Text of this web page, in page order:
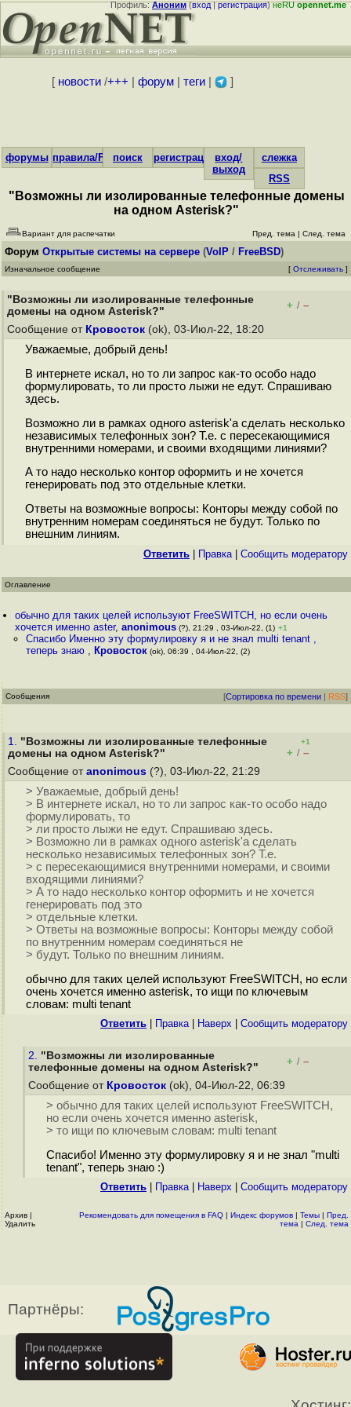
Профиль:Аноним(вход|регистрация)неRUopennet.me
[ новости/+++ форум| теги| ]
форумы правила/FAQпоиск регистрациявход/
выход
слежка
RSS
"Возможны ли изолированные телефонные домены
на одном Asterisk?"
Вариант для распечатки Пред. тема | След. тема
Форум Открытые системы на сервере (VoIP / FreeBSD)
Изначальное сообщение [ Отслеживать ]
"Возможны ли изолированные телефонные
домены на одном Asterisk?"
+ / –
Сообщение от Кровосток (ok), 03-Июл-22, 18:20
Уважаемые, добрый день!
В интернете искал, но то ли запрос как-то особо надо
формулировать, то ли просто лыжи не едут. Спрашиваю
здесь.
Возможно ли в рамках одного asterisk'а сделать несколько
независимых телефонных зон? Т.е. с пересекающимися
внутренними номерами, и своими входящими линиями?
А то надо несколько контор оформить и не хочется
генерировать под это отдельные клетки.
Ответы на возможные вопросы: Конторы между собой по
внутренним номерам соединяться не будут. Только по
внешним линиям.
Ответить Правка| Cообщить модератору
Оглавление
обычно для таких целей используют FreeSWITCH, но если очень
хочется именно aster,anonimous (?), 21:29 , 03-Июл-22, (1) +1
Спасибо Именно эту формулировку я и не знал multi tenant ,
теперь знаю , Кровосток(ok), 06:39 , 04-Июл-22, (2)
Сообщения [Сортировка по времени | RSS]
1. "Возможны ли изолированные телефонные
домены на одном Asterisk?"
+1
+ / –
Сообщение от anonimous (?), 03-Июл-22, 21:29
> Уважаемые, добрый день!
> В интернете искал, но то ли запрос как-то особо надо
формулировать, то
> ли просто лыжи не едут. Спрашиваю здесь.
> Возможно ли в рамках одного asterisk'а сделать
несколько независимых телефонных зон? Т.е.
> с пересекающимися внутренними номерами, и своими
входящими линиями?
> А то надо несколько контор оформить и не хочется
генерировать под это
> отдельные клетки.
> Ответы на возможные вопросы: Конторы между собой
по внутренним номерам соединяться не
> будут. Только по внешним линиям.
обычно для таких целей используют FreeSWITCH, но если
очень хочется именно asterisk, то ищи по ключевым
словам: multi tenant
Ответить Правка| Наверх Cообщить модератору
2. "Возможны ли изолированные
телефонные домены на одном Asterisk?"
+ / –
Сообщение от Кровосток (ok), 04-Июл-22, 06:39
> обычно для таких целей используют FreeSWITCH,
но если очень хочется именно asterisk,
> то ищи по ключевым словам: multi tenant
Спасибо! Именно эту формулировку я и не знал "multi
tenant", теперь знаю :)
Ответить Правка| Наверх Cообщить модератору
Архив |
Удалить
Рекомендовать для помещения в FAQ | Индекс форумов | Темы | Пред.
тема | След. тема
Партнёры: